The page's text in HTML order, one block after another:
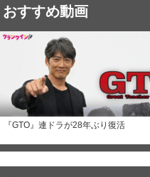
おすすめ動画
『GTO』連ドラが28年ぶり復活